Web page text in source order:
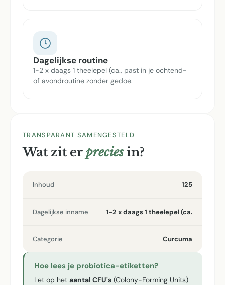
Dagelijkse routine
1-2 x daags 1 theelepel (ca., past in je ochtend-
of avondroutine zonder gedoe.
TRANSPARANT SAMENGESTELD
Wat zit er preciesin?
Inhoud 125
Dagelijkse inname 1-2 x daags 1 theelepel (ca.
Categorie Curcuma
Hoe lees je probiotica-etiketten?
Let op het aantal CFU's (Colony-Forming Units)